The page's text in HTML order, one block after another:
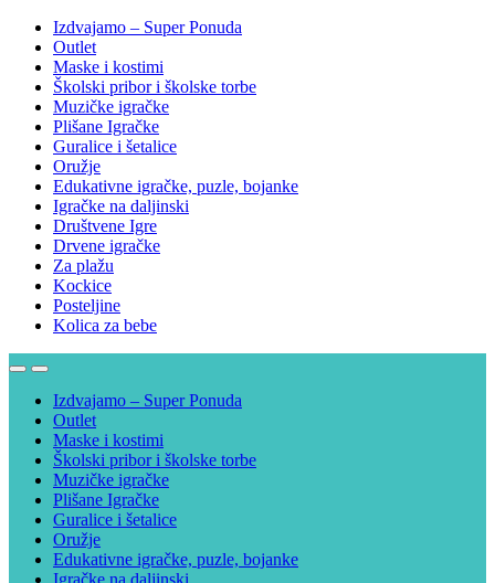
Izdvajamo – Super Ponuda
Outlet
Maske i kostimi
Školski pribor i školske torbe
Muzičke igračke
Plišane Igračke
Guralice i šetalice
Oružje
Edukativne igračke, puzle, bojanke
Igračke na daljinski
Društvene Igre
Drvene igračke
Za plažu
Kockice
Posteljine
Kolica za bebe
Izdvajamo – Super Ponuda
Outlet
Maske i kostimi
Školski pribor i školske torbe
Muzičke igračke
Plišane Igračke
Guralice i šetalice
Oružje
Edukativne igračke, puzle, bojanke
Igračke na daljinski